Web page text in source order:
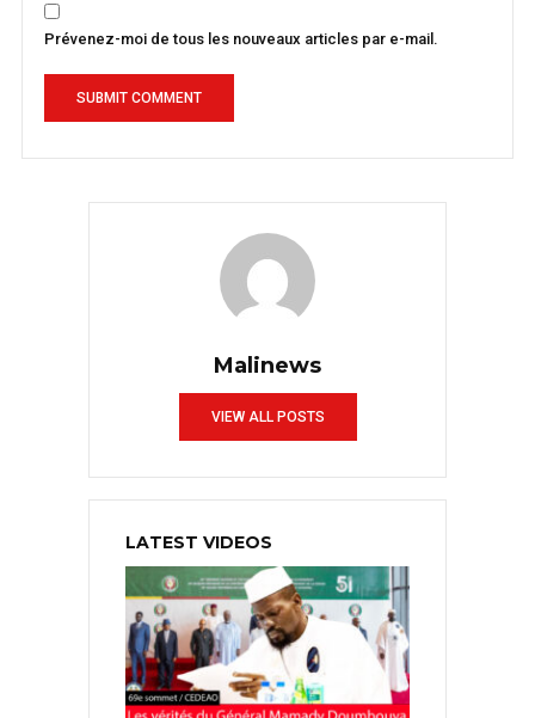
Prévenez-moi de tous les nouveaux articles par e-mail.
Malinews
VIEW ALL POSTS
LATEST VIDEOS